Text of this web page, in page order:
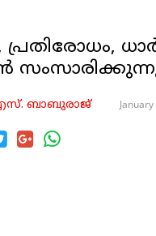
പ്രതിരോധം,
ബാബുരാജ്